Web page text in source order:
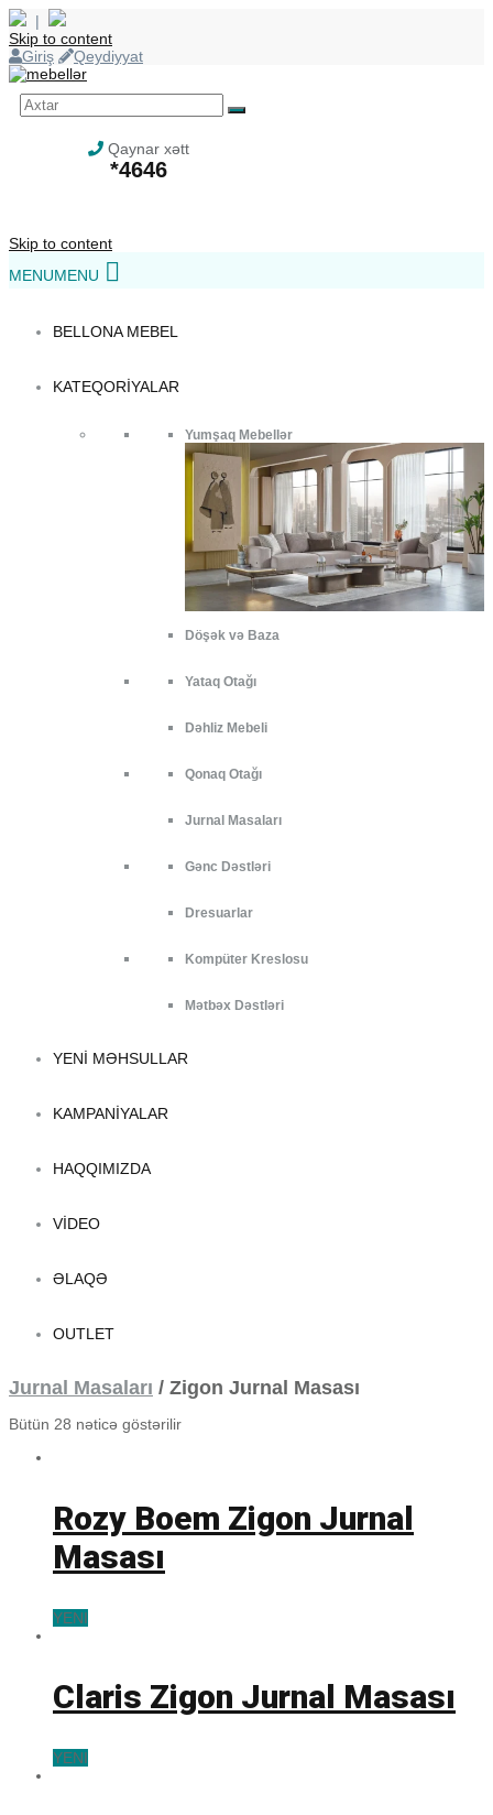
|
Skip to content
Giriş
Qeydiyyat
Qaynar xətt
*4646
Skip to content
MENUMENU
BELLONA MEBEL
KATEQORIYALAR
Yumşaq Mebellər
Döşək və Baza
Yataq Otağı
Dəhliz Mebeli
Qonaq Otağı
Jurnal Masaları
Gənc Dəstləri
Dresuarlar
Kompüter Kreslosu
Mətbəx Dəstləri
YENI MƏHSULLAR
KAMPANIYALAR
HAQQIMIZDA
VIDEO
ƏLAQƏ
OUTLET
Jurnal Masaları / Zigon Jurnal Masası
Bütün 28 nəticə göstərilir
Rozy Boem Zigon Jurnal
Masası
YENI
Claris Zigon Jurnal Masası
YENI